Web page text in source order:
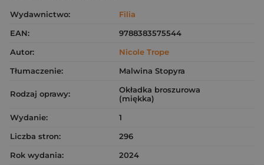
Wydawnictwo:
Filia
EAN:
9788383575544
Autor:
Nicole Trope
Tłumaczenie:
Malwina Stopyra
Rodzaj oprawy:
Okładka broszurowa
(miękka)
Wydanie:
1
Liczba stron:
296
Rok wydania:
2024